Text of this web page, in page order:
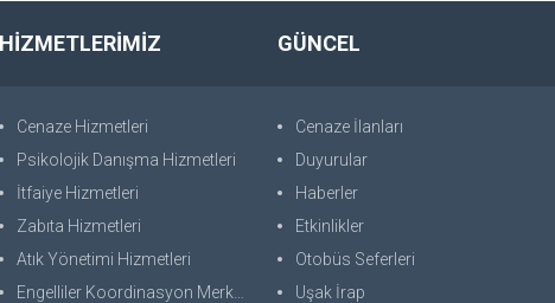
HİZMETLERİMİZ
Cenaze Hizmetleri
Psikolojik Danışma Hizmetleri
İtfaiye Hizmetleri
Zabıta Hizmetleri
Atık Yönetimi Hizmetleri
Engelliler Koordinasyon Merkezi
GÜNCEL
Cenaze İlanları
Duyurular
Haberler
Etkinlikler
Otobüs Seferleri
Uşak İrap